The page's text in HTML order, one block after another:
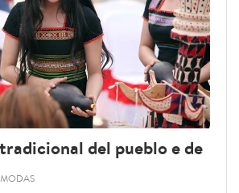
del pueblo e de
MODAS